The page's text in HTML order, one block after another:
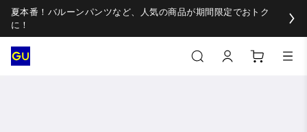
夏本番！バルーンパンツなど、人気の商品が期間限定でおトク
に！